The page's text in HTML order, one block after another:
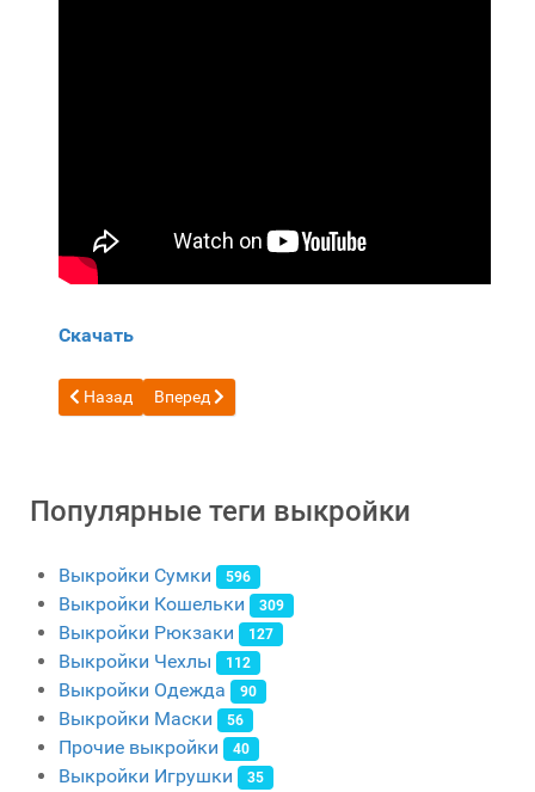
Скачать
Предыдущий: Бесплатная выкройка кошелек зиппер для
Назад Следующий: Бесплатная выкройка небольшой
Вперед
Популярные теги выкройки
Выкройки Сумки 596
Выкройки Кошельки 309
Выкройки Рюкзаки 127
Выкройки Чехлы 112
Выкройки Одежда 90
Выкройки Маски 56
Прочие выкройки 40
Выкройки Игрушки 35